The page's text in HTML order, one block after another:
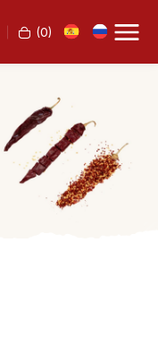
(0)